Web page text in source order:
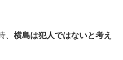
、 横島は犯人ではないと考え